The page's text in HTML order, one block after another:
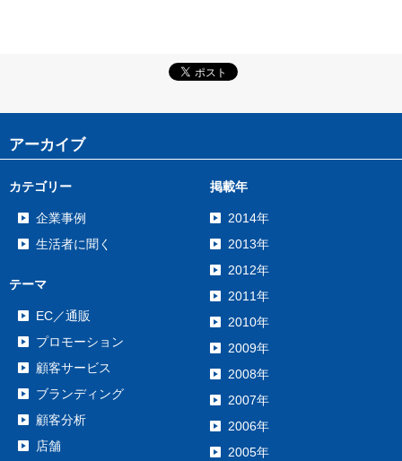
アーカイブ
カテゴリー
企業事例
生活者に聞く
テーマ
EC／通販
プロモーション
顧客サービス
ブランディング
顧客分析
店舗
掲載年
2014年
2013年
2012年
2011年
2010年
2009年
2008年
2007年
2006年
2005年